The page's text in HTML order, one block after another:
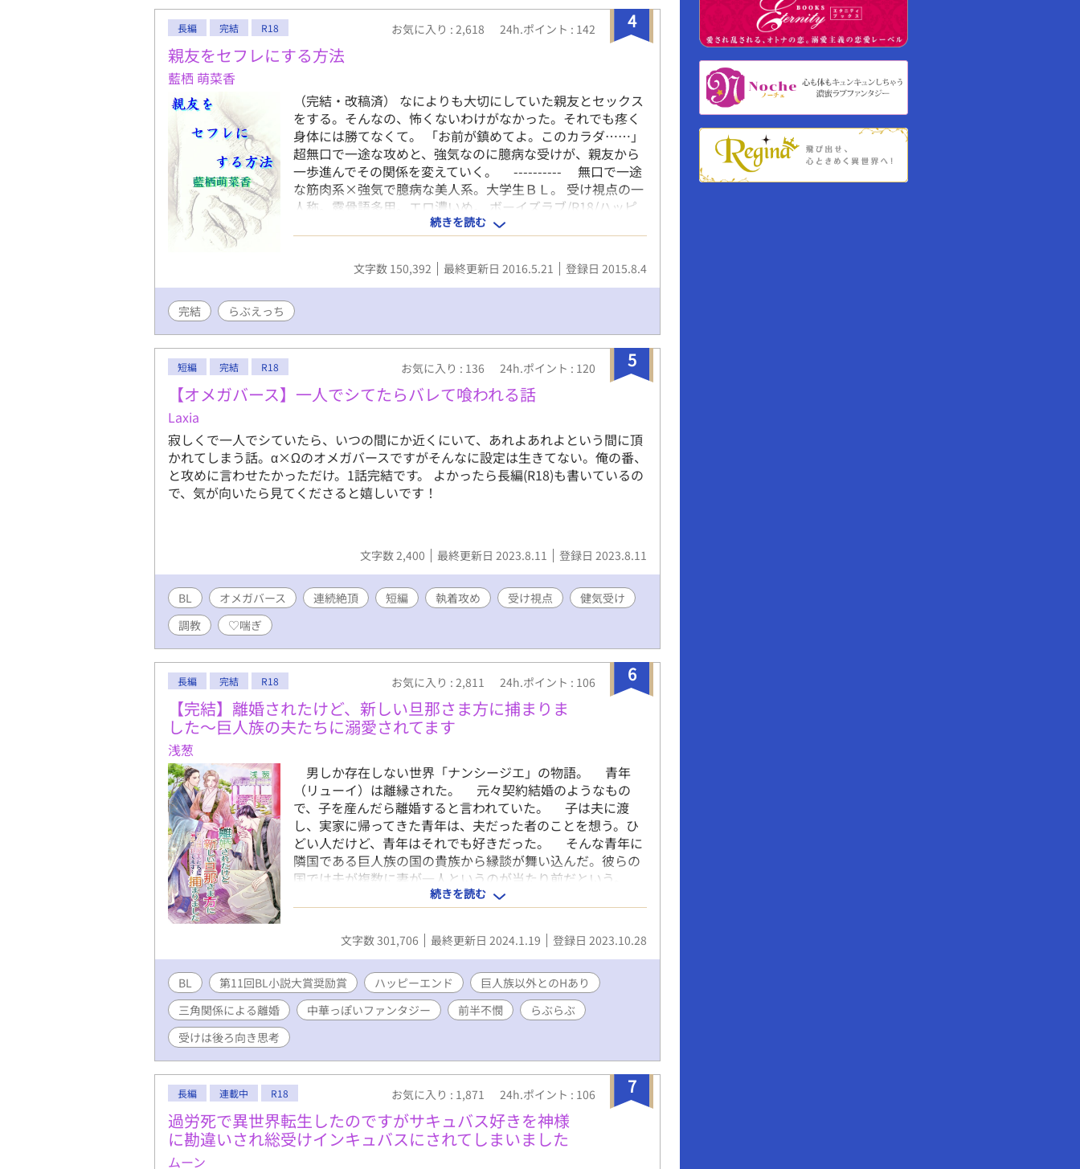
4
長編 完結 R18 お気に入り : 2,618 24h.ポイント : 142
親友をセフレにする方法
藍栖 萌菜香
（完結・改稿済） なによりも大切にしていた親友とセックス
をする。そんなの、怖くないわけがなかった。それでも疼く
身体には勝てなくて。 「お前が鎮めてよ。このカラダ……」
超無口で一途な攻めと、強気なのに臆病な受けが、親友から
一歩進んでその関係を変えていく。 ---------- 無口で一途
な筋肉系×強気で臆病な美人系。大学生ＢＬ。 受け視点の一
人称。露骨語多用。エロ濃いめ。 ボーイズラブ/R18/ハッピ
ーエンド/らぶえっち/甘々/親友/強気美人/臆病/淫乱/無自覚
初恋/一途/嫉妬/無口/筋肉/巨根/ドライオーガズム/アニリン
グス/精嚢マッサージ/潮吹き♂ 初稿 2016.5.21 〔小説家に
なろう・アルファポリスにて〕 第２稿 2016.12.28 〔アル
他作品の連載更新情報はツイッター@aismonakaで。 ★大悟
視点の続編『恋人の望みを叶える方法』連載中。
続きを読む
文字数 150,392 最終更新日 2016.5.21 登録日 2015.8.4
完結 らぶえっち
5
短編 完結 R18 お気に入り : 136 24h.ポイント : 120
【オメガバース】一人でシてたらバレて喰われる話
Laxia
寂しくで一人でシていたら、いつの間にか近くにいて、あれよあれよという間に頂
かれてしまう話。α×Ωのオメガバースですがそんなに設定は生きてない。俺の番、
と攻めに言わせたかっただけ。1話完結です。 よかったら長編(R18)も書いているの
で、気が向いたら見てくださると嬉しいです！
文字数 2,400 最終更新日 2023.8.11 登録日 2023.8.11
BL オメガバース 連続絶頂 短編 執着攻め 受け視点
健気受け
調教
♡喘ぎ
6
長編 完結 R18 お気に入り : 2,811 24h.ポイント : 106
【完結】離婚されたけど、新しい旦那さま方に捕まりま
した～巨人族の夫たちに溺愛されてます
浅葱
男しか存在しない世界「ナンシージエ」の物語。 青年
（リューイ）は離縁された。 元々契約結婚のようなもの
で、子を産んだら離婚すると言われていた。 子は夫に渡
し、実家に帰ってきた青年は、夫だった者のことを想う。ひ
どい人だけど、青年はそれでも好きだった。 そんな青年に
隣国である巨人族の国の貴族から縁談が舞い込んだ。彼らの
国では夫が複数に妻が一人というのが当たり前だという。
子を産める身体だと証明されたから、結婚を申し込まれたら
しかった。 自分の身体などもうどうでもいいと投げやりに
なっていた青年は条件をつけた。 「子が産まれるとは限りま
せんが、絶対に離縁しないという条件であれば嫁ぎます」
を決して拒まないように」 巨人族は青年より遥かに身体が
大きい。もしかしたら死んでしまうかもしれないと青年は思
った。 それでもかまわなかった。だって彼は……。
の方）×バツ一の青年（結婚後天使になる）のとろとろ溺愛
らぶらぶハッピーエンドです。（最後には子どもも含めての
ハッピーエンドになるのでご安心を。溺愛要員がもう一人増
えます） ＋αとの性行為を含む場面には※がついていま
す。ご了承ください。 天使シリーズです。説明については
続きを読む
文字数 301,706 最終更新日 2024.1.19 登録日 2023.10.28
BL 第11回BL小説大賞奨励賞 ハッピーエンド
巨人族以外とのHあり
三角関係による離婚
中華っぽいファンタジー 前半不憫
らぶらぶ
受けは後ろ向き思考
7
長編 連載中 R18 お気に入り : 1,871 24h.ポイント : 106
過労死で異世界転生したのですがサキュバス好きを神様
に勘違いされ総受けインキュバスにされてしまいました
ムーン